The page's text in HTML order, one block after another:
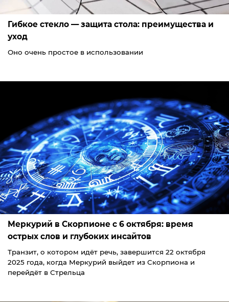
Гибкое стекло — защита стола: преимущества и
уход
Оно очень простое в использовании
Меркурий в Скорпионе с 6 октября: время
острых слов и глубоких инсайтов
Транзит, о котором идёт речь, завершится 22 октября
2025 года, когда Меркурий выйдет из Скорпиона и
перейдёт в Стрельца